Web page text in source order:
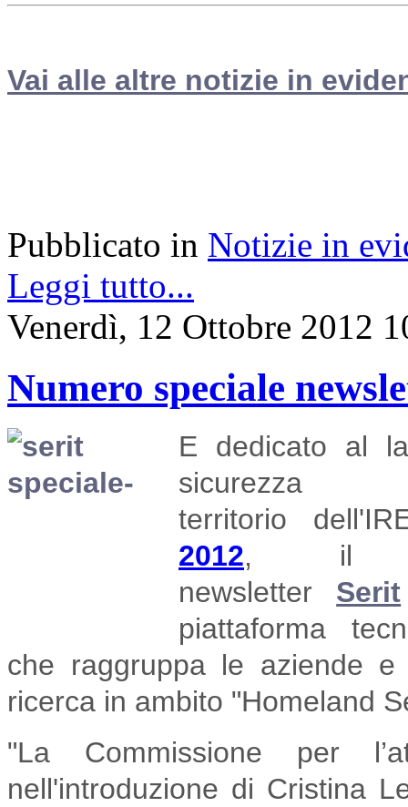
Vai alle altre notizie in
Pubblicato in Notizie in
Leggi tutto...
Venerdì, 12 Ottobre 2012
Numero speciale
E dedicato al
territorio
2012, il
newsletter Serit
piattaforma
che raggruppa le aziende
ricerca in ambito "Homeland
"La Commissione per
nell'introduzione di Cristina